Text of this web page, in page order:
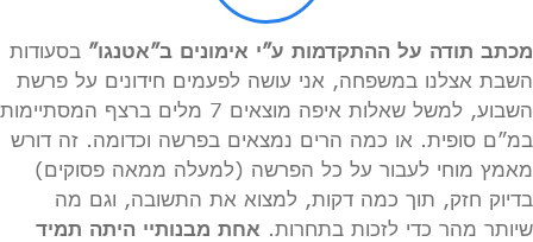
מכתב תודה על ההתקדמות ע”י אימונים ב”אטנגו” בסעודות
השבת אצלנו במשפחה, אני עושה לפעמים חידונים על פרשת
השבוע, למשל שאלות איפה מוצאים 7 מלים ברצף המסתיימות
במ”ם סופית. או כמה הרים נמצאים בפרשה וכדומה. זה דורש
מאמץ מוחי לעבור על כל הפרשה (למעלה ממאה פסוקים)
בדיוק חזק, תוך כמה דקות, למצוא את התשובה, וגם מה
שיותר מהר כדי לזכות בתחרות. אחת מבנותיי היתה תמיד